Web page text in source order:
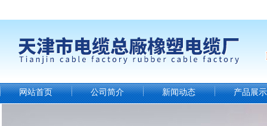
网站首页 公司简介 新闻动态 产品展示